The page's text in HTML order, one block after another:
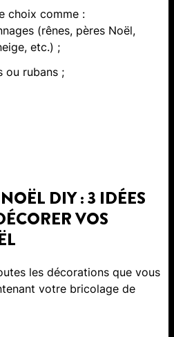
choix comme :
(rênes, pères Noël,
etc.) ;
rubans ;
DIY : 3 IDÉES
VOS
les décorations que vous
votre bricolage de